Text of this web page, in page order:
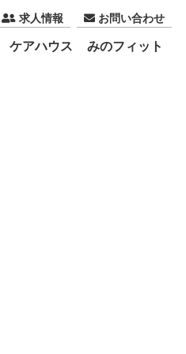
ケアハウス みのフィット
求人情報 お問い合わせ